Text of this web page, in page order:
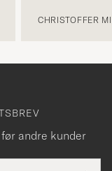
CHRISTOFFER
andre kunder